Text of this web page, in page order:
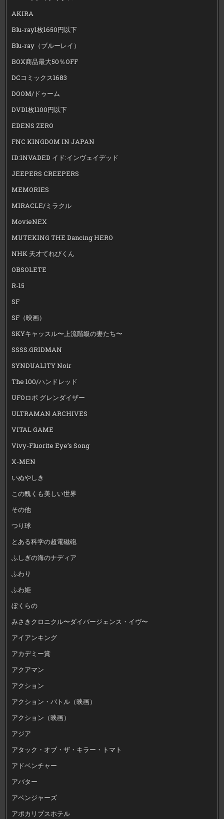
AKIRA
Blu-ray1枚1650円以下
Blu-ray（ブルーレイ）
BOX商品最大50％OFF
DCコミックス1683
DOOM/ドゥーム
DVD1枚1100円以下
EDENS ZERO
FNC KINGDOM IN JAPAN
ID:INVADED イド:インヴェイデッド
JEEPERS CREEPERS
MEMORIES
MIRACLE/ミラクル
MovieNEX
MUTEKING THE Dancing HERO
NHK 天才てれびくん
OBSOLETE
R-15
SF
SF（映画）
SKYキャッスル〜上流階級の妻たち〜
SSSS.GRIDMAN
SYNDUALITY Noir
The 100/ハンドレッド
UFOロボ グレンダイザー
ULTRAMAN ARCHIVES
VITAL GAME
Vivy-Fluorite Eye’s Song
X-MEN
いぬやしき
この醜くも美しい世界
その他
つり球
とある科学の超電磁砲
ふしぎの海のナディア
ふわり
ふわ姫
ぼくらの
みさきクロニクル〜ダイバージェンス・イヴ〜
アイアンキング
アカデミー賞
アクアマン
アクション
アクション・バトル（映画）
アクション（映画）
アジア
アタック・オブ・ザ・キラー・トマト
アドベンチャー
アバター
アベンジャーズ
アポカリプスホテル